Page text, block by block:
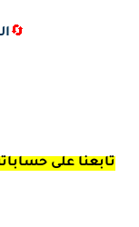
🔄
تابعنا على